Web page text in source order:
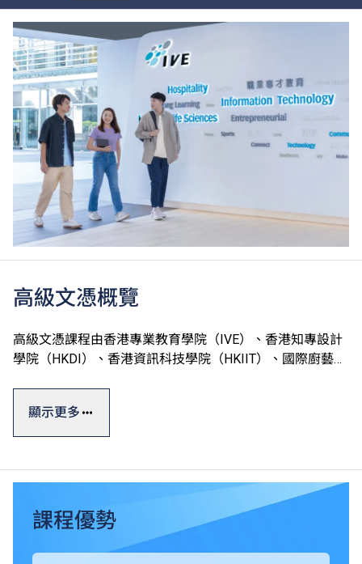
高級文憑概覽
高級文憑課程由香港專業教育學院（IVE）、香港知專設計
學院（HKDI）、香港資訊科技學院（HKIIT）、國際廚藝學
高級文憑一般修讀期為兩年，課程理論與實踐並重，能配合
相關專業領域的實戰經驗，以緊貼人力市場需求。
畢業生可升讀本地及海外大學 / 院校開辦的學士學位課程，
包括由VTC機構成員THEi高科院提供的銜接學位課程、
SHAPE與海外及中國內地著名大學協辦的學位銜接課程。
顯示更多
課程優勢